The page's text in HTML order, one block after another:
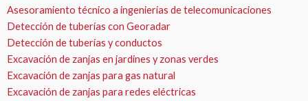
Asesoramiento técnico a ingenierías de telecomunicaciones
Detección de tuberías con Georadar
Detección de tuberías y conductos
Excavación de zanjas en jardines y zonas verdes
Excavación de zanjas para gas natural
Excavación de zanjas para redes eléctricas